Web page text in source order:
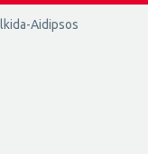
Aidipsos